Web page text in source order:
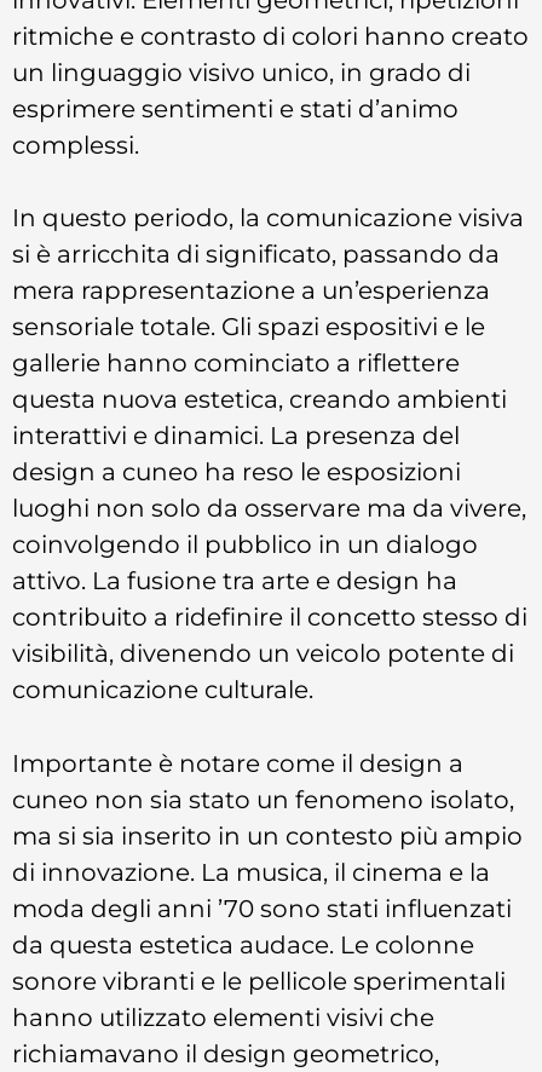
ritmiche e contrasto di colori hanno creato
un linguaggio visivo unico, in grado di
esprimere sentimenti e stati d’animo
complessi.
In questo periodo, la comunicazione visiva
si è arricchita di significato, passando da
mera rappresentazione a un’esperienza
sensoriale totale. Gli spazi espositivi e le
gallerie hanno cominciato a riflettere
questa nuova estetica, creando ambienti
interattivi e dinamici. La presenza del
design a cuneo ha reso le esposizioni
luoghi non solo da osservare ma da vivere,
coinvolgendo il pubblico in un dialogo
attivo. La fusione tra arte e design ha
contribuito a ridefinire il concetto stesso di
visibilità, divenendo un veicolo potente di
comunicazione culturale.
Importante è notare come il design a
cuneo non sia stato un fenomeno isolato,
ma si sia inserito in un contesto più ampio
di innovazione. La musica, il cinema e la
moda degli anni ’70 sono stati influenzati
da questa estetica audace. Le colonne
sonore vibranti e le pellicole sperimentali
hanno utilizzato elementi visivi che
richiamavano il design geometrico,